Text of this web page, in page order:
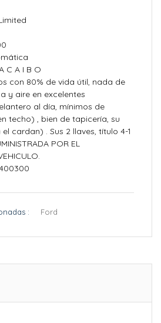
C A I B O
con 80% de vida útil, nada de
y aire en excelentes
al día, mínimos de
techo) , bien de tapicería, su
cardan) . Sus 2 llaves, título 4-1
POR EL
: Ford